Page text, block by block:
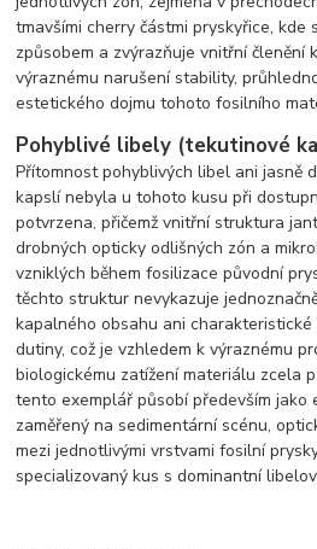
tmavšími cherry částmi pryskyřice, kde
způsobem a zvýrazňuje vnitřní členění
výraznému narušení stability,
estetického dojmu tohoto fosilního
Pohyblivé libely (tekutinové
Přítomnost pohyblivých libel ani jasně
kapslí nebyla u tohoto kusu při
potvrzena, přičemž vnitřní struktura
drobných opticky odlišných zón a
vzniklých během fosilizace původní
těchto struktur nevykazuje
kapalného obsahu ani
dutiny, což je vzhledem k výraznému
biologickému zatížení materiálu zcela
tento exemplář působí především
zaměřený na sedimentární scénu,
mezi jednotlivými vrstvami fosilní
specializovaný kus s dominantní